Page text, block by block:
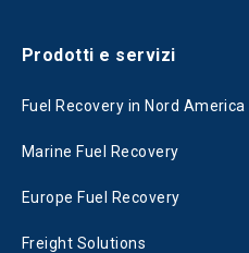
Prodotti e servizi
Fuel Recovery in Nord America
Marine Fuel Recovery
Europe Fuel Recovery
Freight Solutions